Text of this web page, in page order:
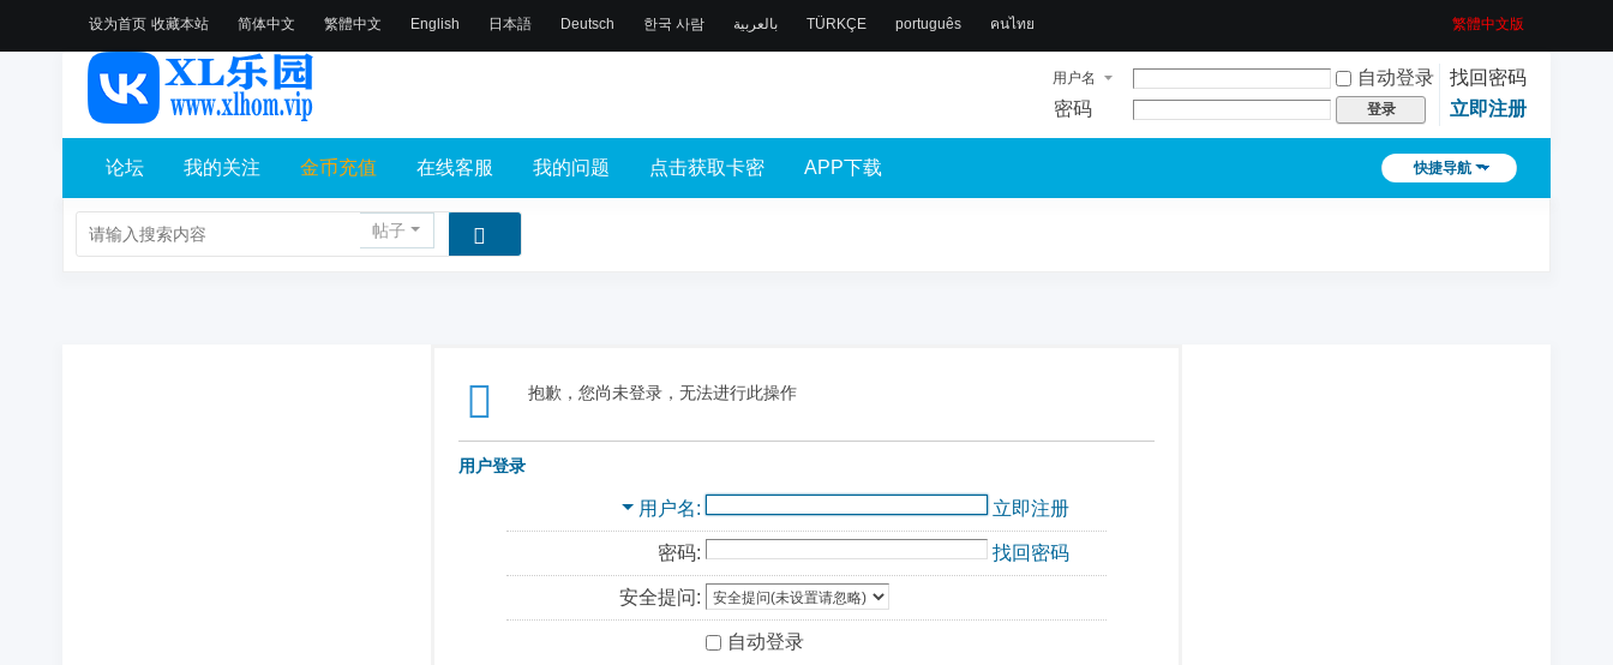
设为首页 收藏本站 简体中文 繁體中文 English 日本語 Deutsch 한국 사람 بالعربية TÜRKÇE português คนไทย 繁體中文版
用户名 自动登录
找回密码
密码
登录 立即注册
快捷导航
论坛 我的关注 金币充值 在线客服 我的问题 点击获取卡密 APP下载
帖子
抱歉，您尚未登录，无法进行此操作
用户登录
用户名 立即注册
密码: 找回密码
安全提问:
自动登录